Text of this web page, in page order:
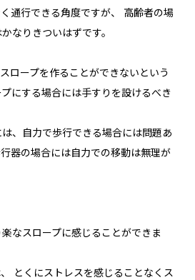
通行できる角度ですが、 高齢者の場
なりきついはずです。
ロープを作ることができないという
にする場合には手すりを設けるべき
、自力で歩行できる場合には問題あ
器の場合には自力での移動は無理が
なスロープに感じることができま
とくにストレスを感じることなくス